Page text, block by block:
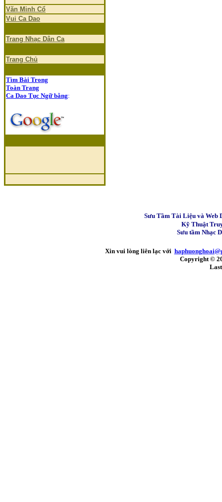
Văn Minh Cổ
Vui Ca Dao
Trang Nhạc Dân Ca
Trang Chủ
Tìm Bài Trong
Toàn Trang
Ca Dao Tục Ngữ bằng:
Sưu Tầm Tài Liệu và Web
Kỹ Thuật
Sưu tầm Nhạc
Xin vui lòng liên lạc với
Copyright ©